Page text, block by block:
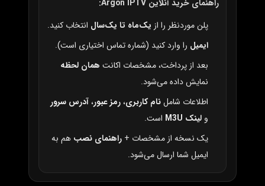
راهنمای خرید آنلاین Argon IPTV:
پلن موردنظر را از یک‌ماه تا یک‌سال انتخاب کنید.
ایمیل را وارد کنید (شماره تماس اختیاری است).
بعد از پرداخت، مشخصات اکانت همان لحظه
نمایش داده می‌شود.
اطلاعات شاملنام کاربری،رمز عبور،آدرس سرور
و لینک M3U
است.
یک نسخه از مشخصات + راهنمای نصب هم به
ایمیل شما ارسال می‌شود.